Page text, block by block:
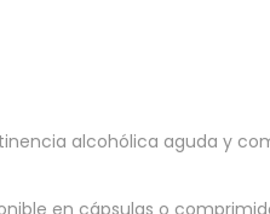
alcohólica aguda y
en cápsulas o